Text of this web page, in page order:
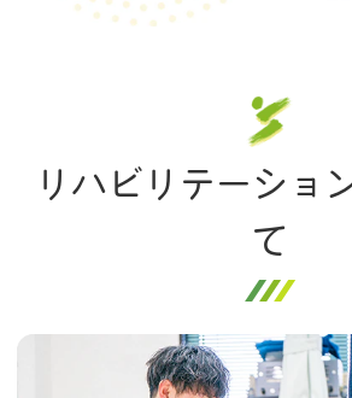
リハビリテーショ
て